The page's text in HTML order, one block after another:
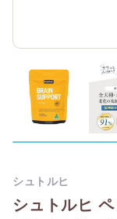
シュトルヒ
シュトルヒ